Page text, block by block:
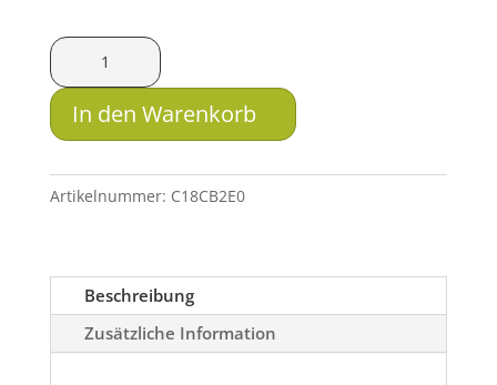
Pulsar
Wärmebildkamera
Telos
XL50
In den Warenkorb
Artikelnummer: C18CB2E0
Beschreibung
Zusätzliche Information